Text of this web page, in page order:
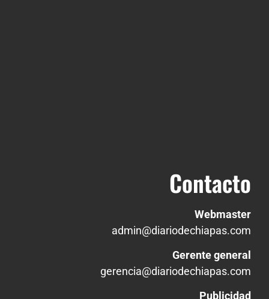
Contacto
Webmaster
admin@diariodechiapas.com
Gerente general
gerencia@diariodechiapas.com
Publicidad